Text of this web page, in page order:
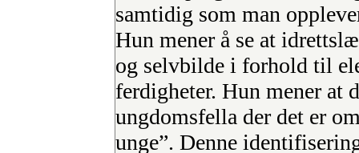
samtidig som man
Hun mener å se at
og selvbilde i forhold til
ferdigheter. Hun mener at
ungdomsfella der det er
unge”. Denne